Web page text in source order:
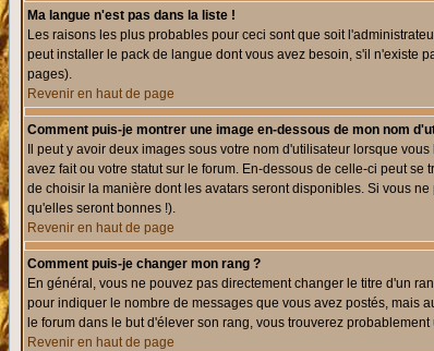
Ma langue n'est pas dans la liste !
Les raisons les plus probables pour ceci sont que soit
peut installer le pack de langue dont vous avez besoin, s'il n'existe
pages).
Revenir en haut de page
Comment puis-je montrer une image en-dessous de mon nom
Il peut y avoir deux images sous votre nom d'utilisateur lorsque
avez fait ou votre statut sur le forum. En-dessous de celle-ci peut
de choisir la manière dont les avatars seront disponibles. Si vous
qu'elles seront bonnes !).
Revenir en haut de page
Comment puis-je changer mon rang ?
En général, vous ne pouvez pas directement changer le titre d'un
pour indiquer le nombre de messages que vous avez postés, mais
le forum dans le but d'élever son rang, vous trouverez
Revenir en haut de page